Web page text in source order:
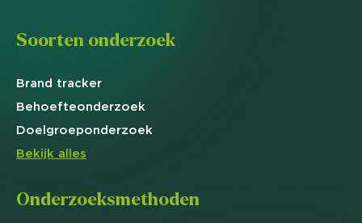
Soorten onderzoek
Brand tracker
Behoefteonderzoek
Doelgroeponderzoek
Bekijk alles
Onderzoeksmethoden